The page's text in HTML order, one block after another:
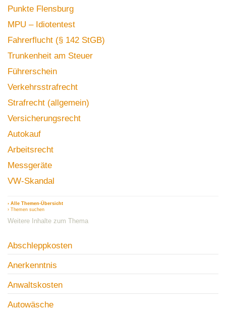
Punkte Flensburg
MPU – Idiotentest
Fahrerflucht (§ 142 StGB)
Trunkenheit am Steuer
Führerschein
Verkehrsstrafrecht
Strafrecht (allgemein)
Versicherungsrecht
Autokauf
Arbeitsrecht
Messgeräte
VW-Skandal
› Alle Themen-Übersicht
› Themen suchen
Weitere Inhalte zum Thema
Abschleppkosten
Anerkenntnis
Anwaltskosten
Autowäsche